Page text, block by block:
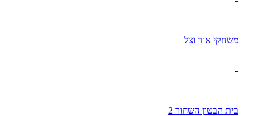
משחקי אור וצל
בית הבטון השחור 2